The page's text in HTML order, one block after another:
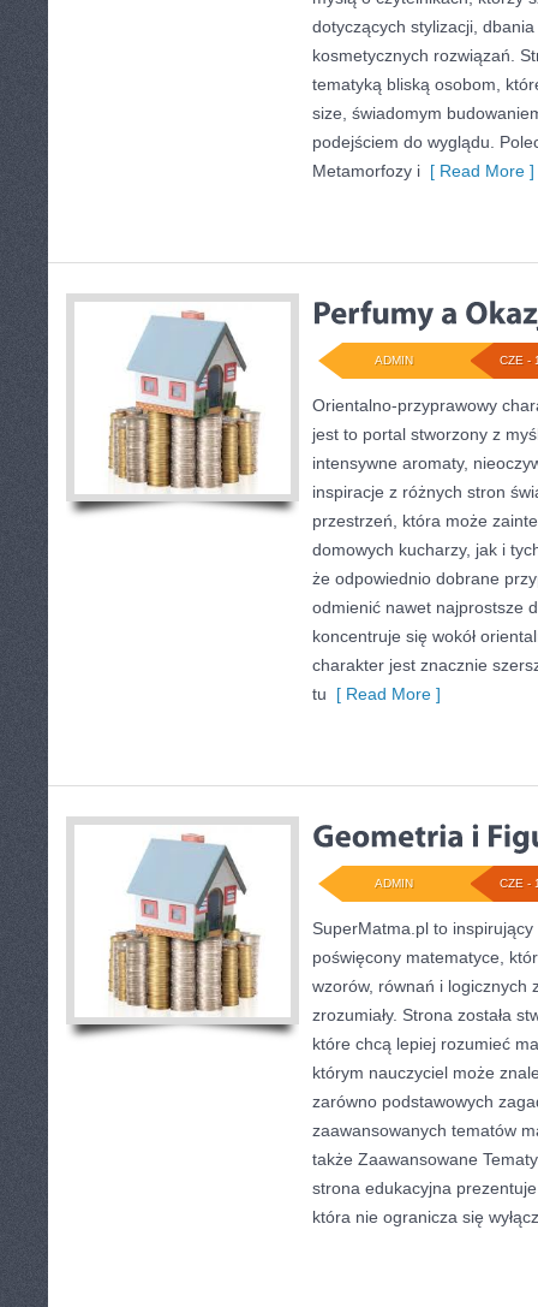
dotyczących stylizacji,
kosmetycznych rozwiązań.
tematyką bliską osobom,
size, świadomym
podejściem do wyglądu.
Metamorfozy i [ Read More ]
CZE -
ADMIN
Orientalno-przyprawowy
jest to portal stworzony z
intensywne aromaty,
inspiracje z różnych stron
przestrzeń, która może
domowych kucharzy, jak i
że odpowiednio dobrane
odmienić nawet najprostsze
koncentruje się wokół
charakter jest znacznie
tu [ Read More ]
CZE -
ADMIN
SuperMatma.pl to
poświęcony matematyce,
wzorów, równań i logicznych
zrozumiały. Strona została
które chcą lepiej rozumieć
którym nauczyciel może
zarówno podstawowych
zaawansowanych tematów
także Zaawansowane
strona edukacyjna
która nie ogranicza się